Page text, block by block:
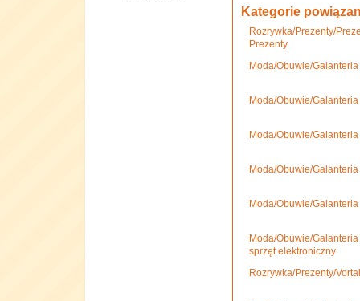
Kategorie
Rozrywka/Prezenty/
Prezenty
Moda/Obuwie/
Moda/Obuwie/
Moda/Obuwie/
Moda/Obuwie/
Moda/Obuwie/
Moda/Obuwie/
sprzęt elektroniczny
Rozrywka/Prezenty/